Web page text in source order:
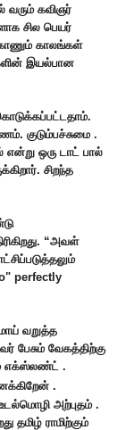
வரும் கவிஞர்
சில பெயர்
காலங்கள்
இயல்பான
குடும்பச்சுமை .
ஒரு டாட் பால்
சிறந்த
“அவள்
perfectly
வறுத்த
பேசும் வேகத்திற்கு
எக்ஸ்லண்ட் .
.
அற்புதம் .
தமிழ் ராமிற்கும்